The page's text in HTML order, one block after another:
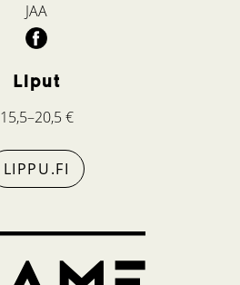
JAA
Liput
15,5–20,5 €
LIPPU.FI